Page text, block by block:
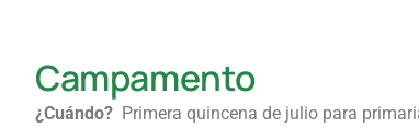
Campamento
¿Cuándo? Primera quincena de julio para